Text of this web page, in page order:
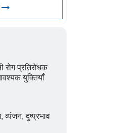
रोग प्रतिरोधक
युक्तियाँ
दुष्प्रभाव